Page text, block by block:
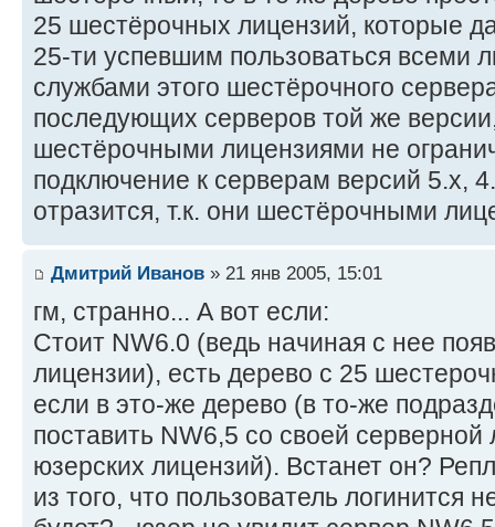
25 шестёрочных лицензий, которые
25-ти успевшим пользоваться всеми
службами этого шестёрочного
последующих серверов той же
шестёрочными лицензиями не
подключение к серверам версий 5.x,
отразится, т.к. они шестёрочными
Дмитрий Иванов » 21 янв 2005, 15:01
гм, странно... А вот если:
Стоит NW6.0 (ведь начиная с нее
лицензии), есть дерево с 25
если в это-же дерево (в то-же
поставить NW6,5 со своей
юзерских лицензий). Встанет он?
из того, что пользователь логинится